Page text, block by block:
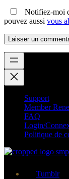
Notifiez-moi
pouvez aussi vous
Support
Member
FAQ
Login/
Politique de
Tumblr